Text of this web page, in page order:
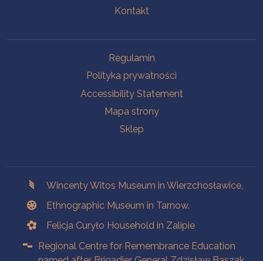
Kontakt
Regulamin
Polityka prywatności
Accessibility Statement
Mapa strony
Sklep
Wincenty Witos Museum in Wierzchosławice,
Ethnographic Museum in Tarnow.
Felicja Curyło Household in Zalipie
Regional Centre for Remembrance Education